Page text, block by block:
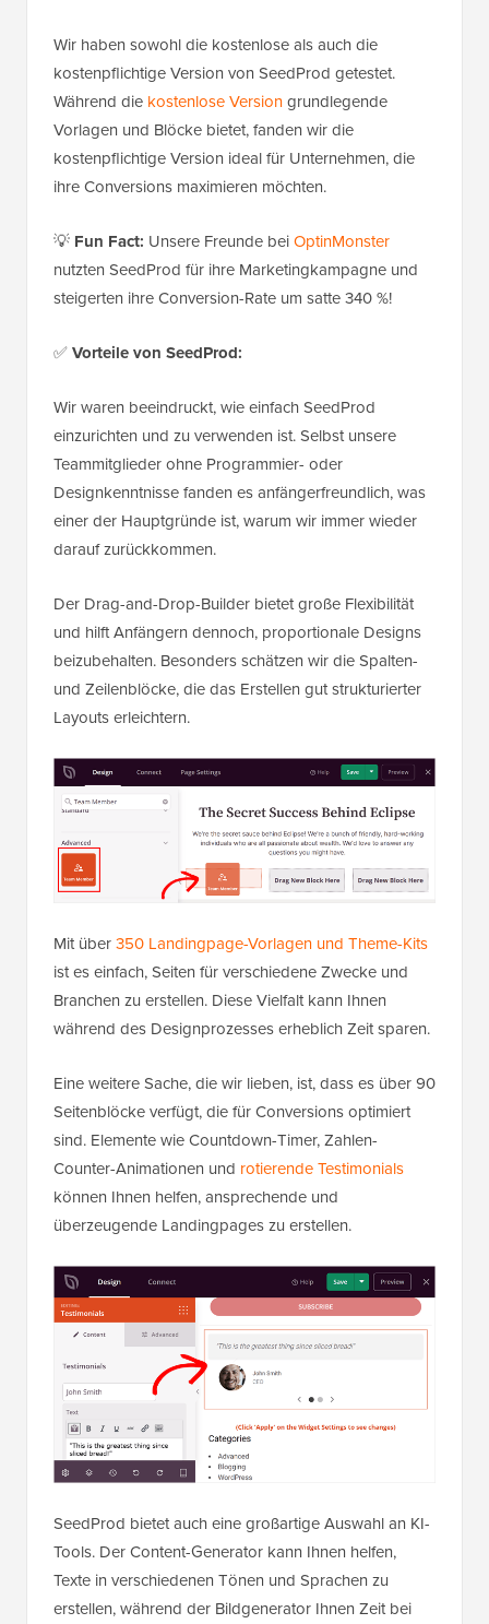
Wir haben sowohl die kostenlose als auch die
kostenpflichtige Version von SeedProd getestet.
Während die kostenlose Versiongrundlegende
Vorlagen und Blöcke bietet, fanden wir die
kostenpflichtige Version ideal für Unternehmen, die
ihre Conversions maximieren möchten.
💡 Fun Fact: Unsere Freunde beiOptinMonster
nutzten SeedProd für ihre Marketingkampagne und
steigerten ihre Conversion-Rate um satte 340 %!
✅Vorteile von SeedProd:
Wir waren beeindruckt, wie einfach SeedProd
einzurichten und zu verwenden ist. Selbst unsere
Teammitglieder ohne Programmier- oder
Designkenntnisse fanden es anfängerfreundlich, was
einer der Hauptgründe ist, warum wir immer wieder
darauf zurückkommen.
Der Drag-and-Drop-Builder bietet große Flexibilität
und hilft Anfängern dennoch, proportionale Designs
beizubehalten. Besonders schätzen wir die Spalten-
und Zeilenblöcke, die das Erstellen gut strukturierter
Layouts erleichtern.
Mit über350 Landingpage-Vorlagen und Theme-Kits
ist es einfach, Seiten für verschiedene Zwecke und
Branchen zu erstellen. Diese Vielfalt kann Ihnen
während des Designprozesses erheblich Zeit sparen.
Eine weitere Sache, die wir lieben, ist, dass es über 90
Seitenblöcke verfügt, die für Conversions optimiert
sind. Elemente wie Countdown-Timer, Zahlen-
Counter-Animationen und rotierende Testimonials
können Ihnen helfen, ansprechende und
überzeugende Landingpages zu erstellen.
SeedProd bietet auch eine großartige Auswahl an KI-
Tools. Der Content-Generator kann Ihnen helfen,
Texte in verschiedenen Tönen und Sprachen zu
erstellen, während der Bildgenerator Ihnen Zeit bei